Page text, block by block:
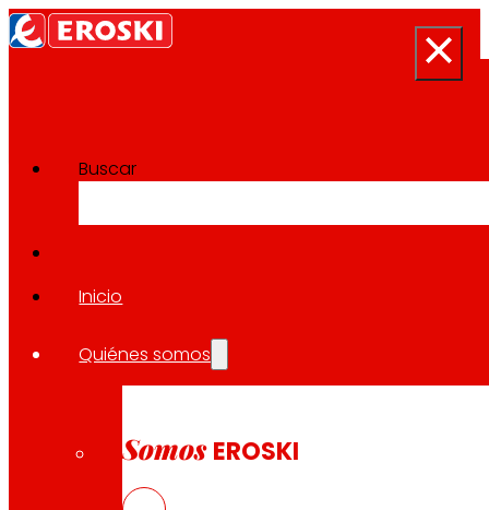
Buscar
Inicio
Quiénes somos
Somos EROSKI
Sala de prensa
Volver a todas las noticias
21.11.2024
EROSKI inaugura un nuevo